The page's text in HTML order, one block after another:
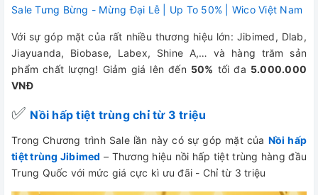
Sale Tưng Bừng - Mừng Đại Lễ | Up To 50% | Wico Việt Nam
Với sự góp mặt của rất nhiều thương hiệu lớn: Jibimed, Dlab,
Jiayuanda, Biobase, Labex, Shine A,… và hàng trăm sản
phẩm chất lượng! Giảm giá lên đến 50% tối đa 5.000.000
VNĐ
✅ Nồi hấp tiệt trùng chỉ từ 3 triệu
Trong Chương trình Sale lần này có sự góp mặt của Nồi hấp
tiệt trùng Jibimed – Thương hiệu nồi hấp tiệt trùng hàng đầu
Trung Quốc với mức giá cực kì ưu đãi - Chỉ từ 3 triệu